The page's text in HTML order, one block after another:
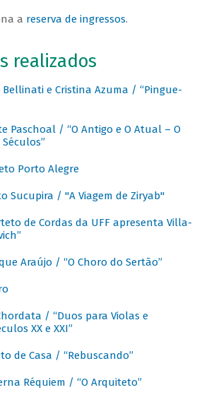
a reserva de ingressos.
realizados
Bellinati e Cristina Azuma / “Pingue-
Paschoal / “O Antigo e O Atual – O
Porto Alegre
Sucupira / "A Viagem de Ziryab"
de Cordas da UFF apresenta Villa-
Araújo / “O Choro do Sertão”
/ “Duos para Violas e
XX e XXI”
de Casa / “Rebuscando”
Réquiem / “O Arquiteto”